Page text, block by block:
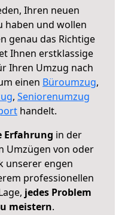
Ihren neuen
haben und wollen
genau das Richtige
Ihnen erstklassige
Ihren Umzug nach
einen Büroumzug,
, Seniorenumzug
handelt.
Erfahrung in der
Umzügen von oder
unserer engen
professionellen
jedes Problem
meistern.